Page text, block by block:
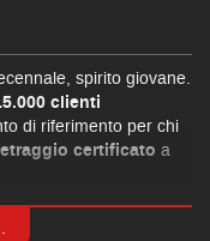
spirito giovane.
clienti
di riferimento per chi
certificato a
società del